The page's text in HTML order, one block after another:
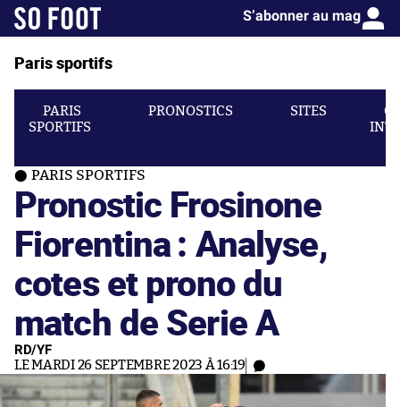
S’abonner au mag
Paris sportifs
PARIS
SPORTIFS
PRONOSTICS SITES
PARIS SPORTIFS
Pronostic Frosinone
Fiorentina : Analyse,
cotes et prono du
match de Serie A
RD/YF
LE MARDI 26 SEPTEMBRE 2023 À 16:19